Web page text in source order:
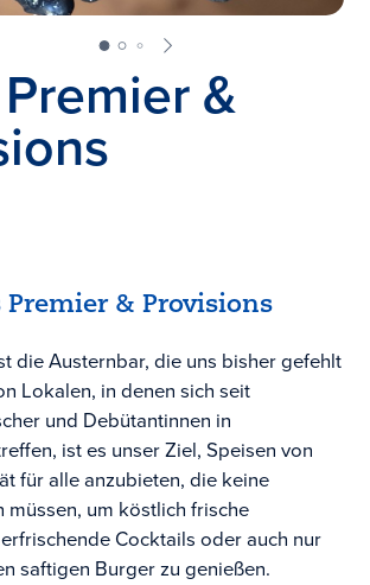
Premier &
Premier & Provisions
die Austernbar, die uns bisher gefehlt
Lokalen, in denen sich seit
und Debütantinnen in
ist es unser Ziel, Speisen von
für alle anzubieten, die keine
müssen, um köstlich frische
Cocktails oder auch nur
saftigen Burger zu genießen.